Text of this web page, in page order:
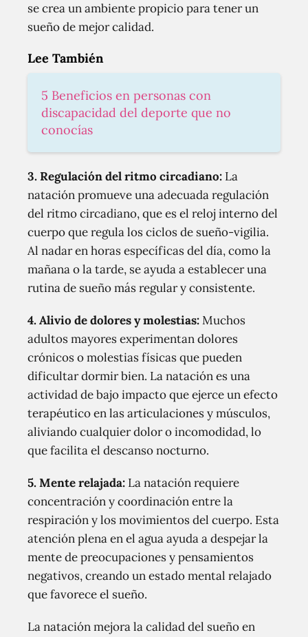
se crea un ambiente propicio para tener un
sueño de mejor calidad.
Lee También
5 Beneficios en personas con
discapacidad del deporte que no
conocías
3.Regulación del ritmo circadiano: La
natación promueve una adecuada regulación
del ritmo circadiano, que es el reloj interno del
cuerpo que regula los ciclos de sueño-vigilia.
Al nadar en horas específicas del día, como la
mañana o la tarde, se ayuda a establecer una
rutina de sueño más regular y consistente.
4.Alivio de dolores y molestias:Muchos
adultos mayores experimentan dolores
crónicos o molestias físicas que pueden
dificultar dormir bien. La natación es una
actividad de bajo impacto que ejerce un efecto
terapéutico en las articulaciones y músculos,
aliviando cualquier dolor o incomodidad, lo
que facilita el descanso nocturno.
5.Mente relajada: La natación requiere
concentración y coordinación entre la
respiración y los movimientos del cuerpo. Esta
atención plena en el agua ayuda a despejar la
mente de preocupaciones y pensamientos
negativos, creando un estado mental relajado
que favorece el sueño.
La natación mejora la calidad del sueño en